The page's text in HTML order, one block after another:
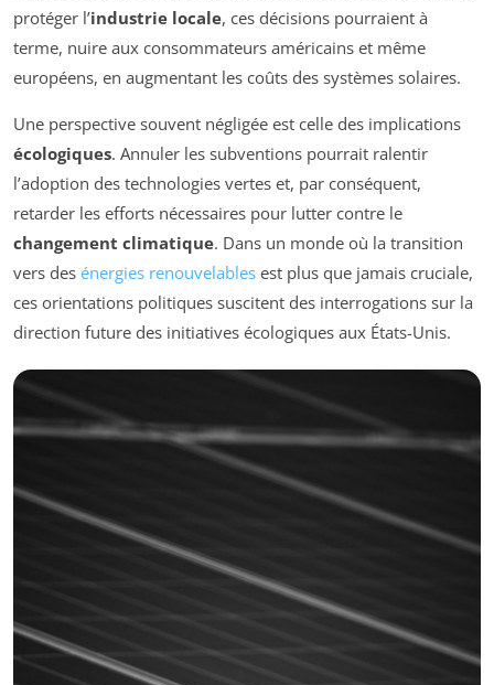
protéger l’industrie locale, ces décisions pourraient à
terme, nuire aux consommateurs américains et même
européens, en augmentant les coûts des systèmes solaires.
Une perspective souvent négligée est celle des implications
écologiques. Annuler les subventions pourrait ralentir
l’adoption des technologies vertes et, par conséquent,
retarder les efforts nécessaires pour lutter contre le
changement climatique. Dans un monde où la transition
vers des énergies renouvelables est plus que jamais cruciale,
ces orientations politiques suscitent des interrogations sur la
direction future des initiatives écologiques aux États-Unis.